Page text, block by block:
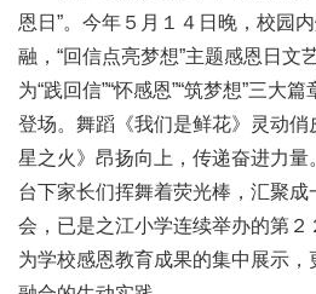
恩日”。今年５月１４日晚，校园
融，“回信点亮梦想”主题感恩日文
为“践回信”“怀感恩”“筑梦想”三大
登场。舞蹈《我们是鲜花》灵动俏
星之火》昂扬向上，传递奋进力量
台下家长们挥舞着荧光棒，汇聚
会，已是之江小学连续举办的第
为学校感恩教育成果的集中展示